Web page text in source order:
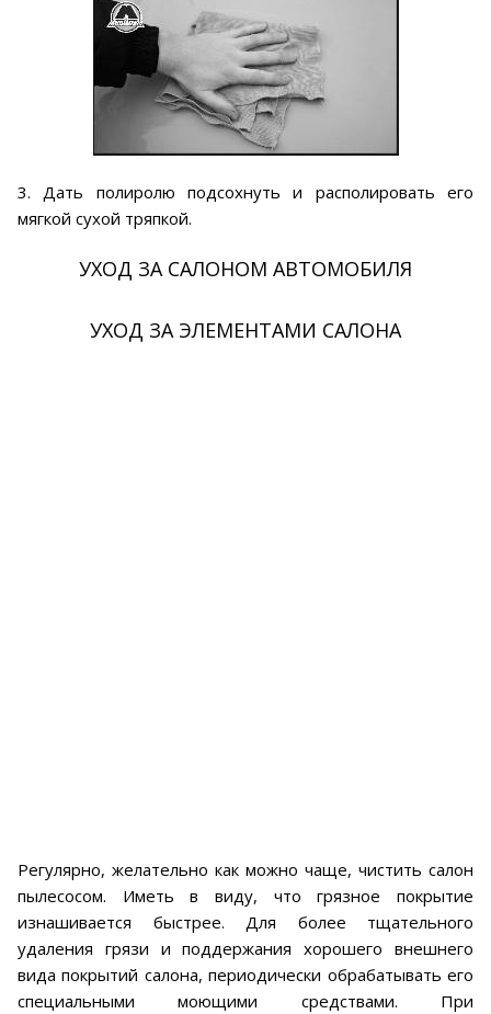
3. Дать полиролю подсохнуть и располировать его
мягкой сухой тряпкой.
УХОД ЗА САЛОНОМ АВТОМОБИЛЯ
УХОД ЗА ЭЛЕМЕНТАМИ САЛОНА
Регулярно, желательно как можно чаще, чистить салон
пылесосом. Иметь в виду, что грязное покрытие
изнашивается быстрее. Для более тщательного
удаления грязи и поддержания хорошего внешнего
вида покрытий салона, периодически обрабатывать его
специальными моющими средствами. При